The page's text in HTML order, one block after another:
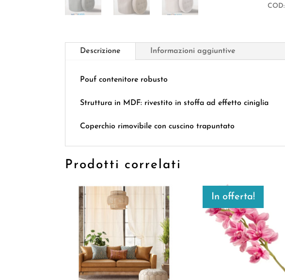
COD:
Descrizione Informazioni aggiuntive
Pouf contenitore robusto
Struttura in MDF: rivestito in stoffa ad effetto ciniglia
Coperchio rimovibile con cuscino trapuntato
Prodotti correlati
In offerta!